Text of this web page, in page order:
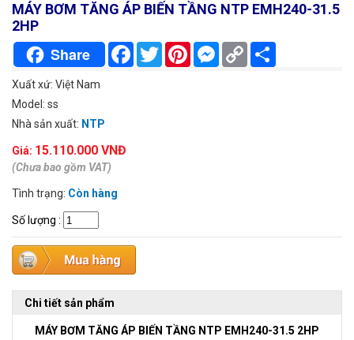
MÁY BƠM TĂNG ÁP BIẾN TẦNG NTP EMH240-31.5
2HP
Share FacebookTwitterPinterestMessenger
Copy
Link
Xuất xứ: Việt Nam
Model: ss
Nhà sản xuất: NTP
Giá: 15.110.000 VNĐ
(Chưa bao gồm VAT)
Tình trạng: Còn hàng
Số lượng :
Chi tiết sản phẩm
MÁY BƠM TĂNG ÁP BIẾN TẦNG NTP EMH240-31.5 2HP